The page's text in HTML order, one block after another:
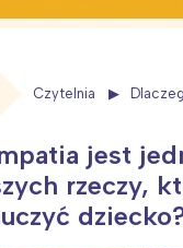
Czytelnia
jest
rzeczy,